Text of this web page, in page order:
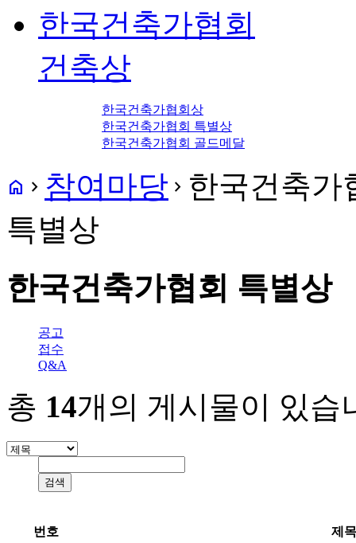
한국건축가협회
건축상
한국건축가협회상
한국건축가협회 특별상
한국건축가협회 골드메달
home navigate_next 참여마당 navigate_next 한국건축가
특별상
한국건축가협회 특별상
공고
접수
Q&A
총 14개의 게시물이 있습
번호
제목